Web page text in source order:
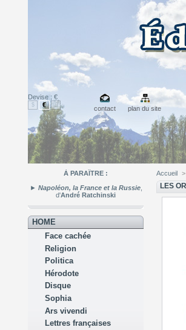
Devise : €
$ € £ contact plan du site
À PARAÎTRE :
► Napoléon, la France et la Russie,
d'André Ratchinski
HOME
Face cachée
Religion
Politica
Hérodote
Disque
Sophia
Ars vivendi
Lettres françaises
Accueil >
LES